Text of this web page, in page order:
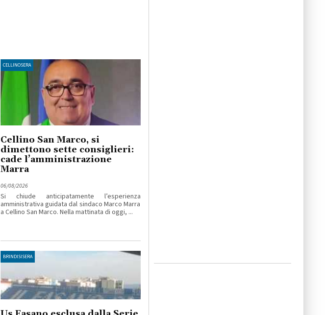
CELLINOSERA
Cellino San Marco, si
dimettono sette consiglieri:
cade l’amministrazione
Marra
06/08/2026
Si chiude anticipatamente l’esperienza
amministrativa guidata dal sindaco Marco Marra
a Cellino San Marco. Nella mattinata di oggi, ...
BRINDISISERA